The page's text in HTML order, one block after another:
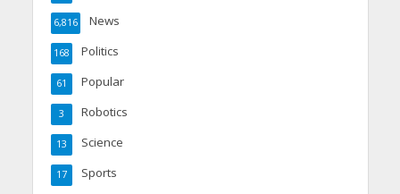
News
6,816
Politics
168
Popular
61
Robotics
3
Science
13
Sports
17